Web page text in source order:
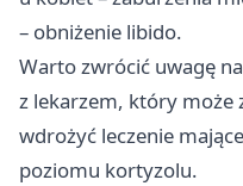
– obniżenie libido.
Warto zwrócić uwagę
z lekarzem, który może
wdrożyć leczenie
poziomu kortyzolu.